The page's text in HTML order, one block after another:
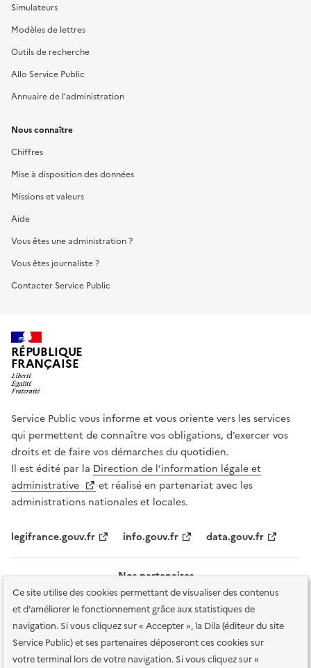
Ce site utilise des cookies permettant de visualiser des contenus
et d'améliorer le fonctionnement grâce aux statistiques de
navigation. Si vous cliquez sur « Accepter », la Dila (éditeur du site
Service Public) et ses partenaires déposeront ces cookies sur
votre terminal lors de votre navigation. Si vous cliquez sur «
Simulateurs
Modèles de lettres
Outils de recherche
Allo Service Public
Annuaire de l'administration
Nous connaître
Chiffres
Mise à disposition des données
Missions et valeurs
Aide
Vous êtes une administration ?
Vous êtes journaliste ?
Contacter Service Public
RÉPUBLIQUE
FRANÇAISE
Service Public vous informe et vous oriente vers les services
qui permettent de connaître vos obligations, d’exercer vos
droits et de faire vos démarches du quotidien.
Il est édité par la Direction de l’information légale et
administrative
et réalisé en partenariat avec les
administrations nationales et locales.
legifrance.gouv.fr info.gouv.fr data.gouv.fr
Nos partenaires
Plan du site Accessibilité : totalement conforme Accessibilité des